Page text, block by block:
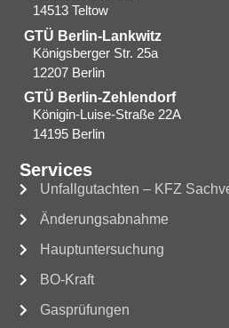
14513 Teltow
GTÜ Berlin-Lankwitz
Königsberger Str. 25a
12207 Berlin
GTÜ Berlin-Zehlendorf
Königin-Luise-Straße 22A
14195 Berlin
Services
Unfallgutachten – KFZ
Änderungsabnahme
Hauptuntersuchung
BO-Kraft
Gasprüfungen